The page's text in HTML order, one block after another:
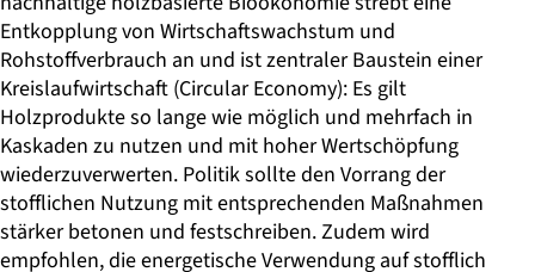
Entkopplung von Wirtschaftswachstum und
Rohstoffverbrauch an und ist zentraler Baustein einer
Kreislaufwirtschaft (Circular Economy): Es gilt
Holzprodukte so lange wie möglich und mehrfach in
Kaskaden zu nutzen und mit hoher Wertschöpfung
wiederzuverwerten. Politik sollte den Vorrang der
stofflichen Nutzung mit entsprechenden Maßnahmen
stärker betonen und festschreiben. Zudem wird
empfohlen, die energetische Verwendung auf stofflich